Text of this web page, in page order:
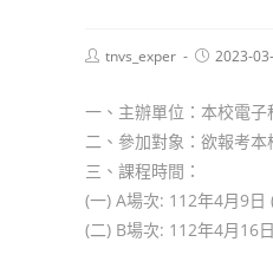
Posttnvs_exper
Post2023-
一、主辦單位：本校電子
二、參加對象：欲報考
三、課程時間：
(一) A場次: 112年4月9日
(二) B場次: 112年4月16